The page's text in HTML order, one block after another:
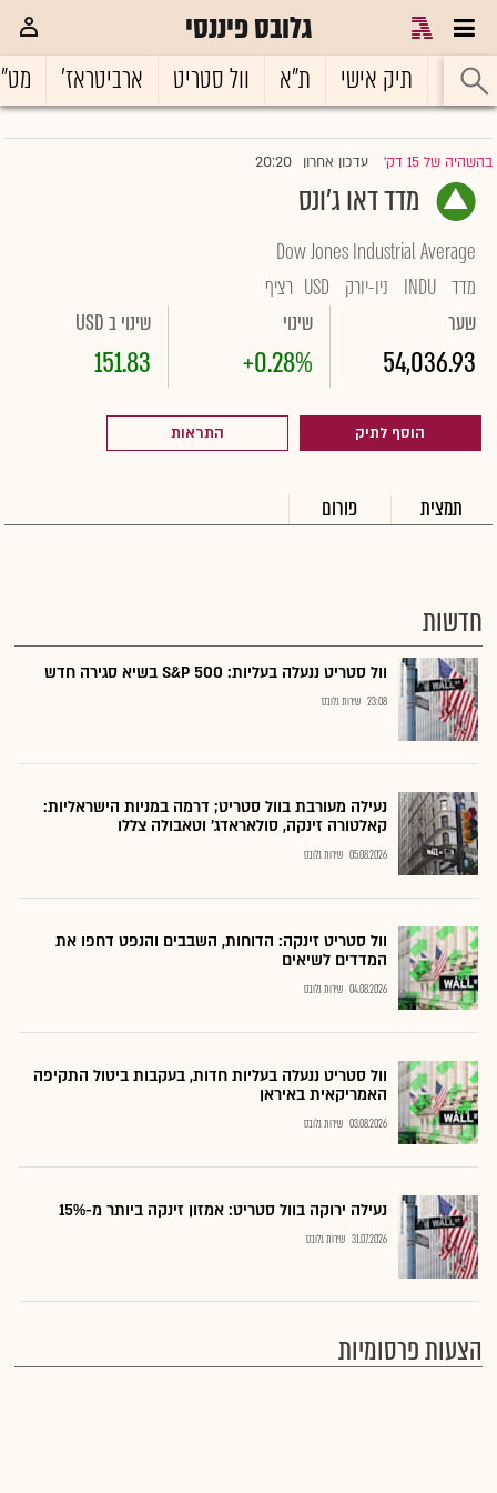
גלובס פיננסי
ראשי תיק אישי ת"א וול סטריט ארביטראז'
בהשהיה של 15 דק' |עדכון אחרון 20:20
מדד דאו ג'ונס
Dow Jones Industrial Average
מדד INDU ניו-יורק USD רציף
שער
54,036.93
שינוי
+0.28%
שינוי ב USD
151.83
הוסף לתיק התראות
תמצית פורום
חדשות
וול סטריט ננעלה בעליות: S&P 500 בשיא סגירה חדש
23:08 שירות גלובס
נעילה מעורבת בוול סטריט; דרמה במניות הישראליות:
קאלטורה זינקה, סולאראדג' וטאבולה צללו
05.08.2026 שירות גלובס
וול סטריט זינקה: הדוחות, השבבים והנפט דחפו את
המדדים לשיאים
04.08.2026 שירות גלובס
וול סטריט ננעלה בעליות חדות, בעקבות ביטול התקיפה
האמריקאית באיראן
03.08.2026 שירות גלובס
נעילה ירוקה בוול סטריט: אמזון זינקה ביותר מ-15%
31.07.2026 שירות גלובס
הצעות פרסומיות